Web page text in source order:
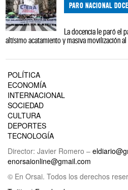
PARO NACIONAL
La docencia le paró el
altísimo acatamiento y masiva movilización
POLÍTICA
ECONOMÍA
INTERNACIONAL
SOCIEDAD
CULTURA
DEPORTES
TECNOLOGÍA
Director: Javier Romero –
enorsaionline@gmail.com
© En Orsai. Todos los derechos